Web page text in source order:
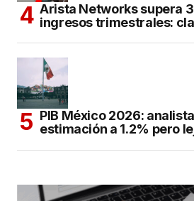
Arista Networks supera
ingresos trimestrales:
PIB México 2026:
estimación a 1.2% pero